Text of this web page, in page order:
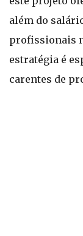
além do
profissionais
estratégia é
carentes de